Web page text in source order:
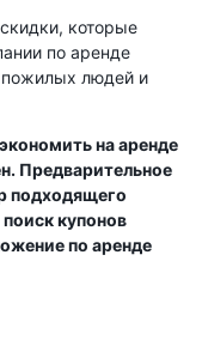
которые
по аренде
пожилых людей и
на аренде
Предварительное
подходящего
купонов
по аренде